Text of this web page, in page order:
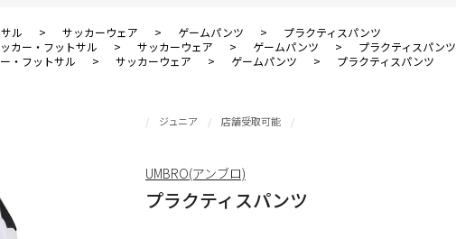
ル > サッカーウェア > ゲームパンツ >
プラクティスパンツ
カー・フットサル > サッカーウェア > ゲームパンツ >
プラクティスパンツ
・フットサル > サッカーウェア > ゲームパンツ > プラクティスパンツ
ジュニア 店舗受取可能
プラクティスパンツ
UMBRO(アンブロ)